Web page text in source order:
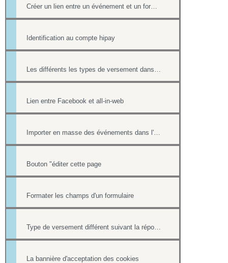
Identification au compte hipay
Lien entre Facebook et all-in-web
Bouton "éditer cette page
Formater les champs d'un formulaire
La bannière d'acceptation des cookies